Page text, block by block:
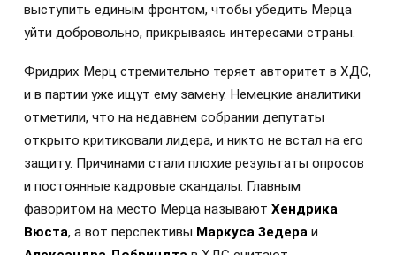
выступить единым фронтом, чтобы убедить Мерца
уйти добровольно, прикрываясь интересами страны.
Фридрих Мерц стремительно теряет авторитет в ХДС,
и в партии уже ищут ему замену. Немецкие аналитики
отметили, что на недавнем собрании депутаты
открыто критиковали лидера, и никто не встал на его
защиту. Причинами стали плохие результаты опросов
и постоянные кадровые скандалы. Главным
фаворитом на место Мерца называют Хендрика
Вюста, а вот перспективы Маркуса Зедера и